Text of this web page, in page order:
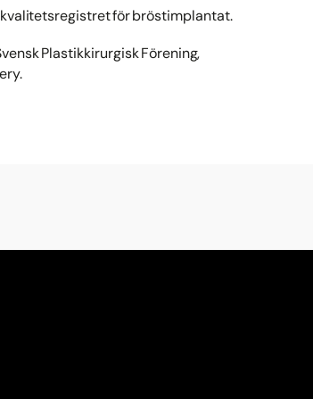
kvalitetsregistret för bröstimplantat.
Plastikkirurgisk Förening,